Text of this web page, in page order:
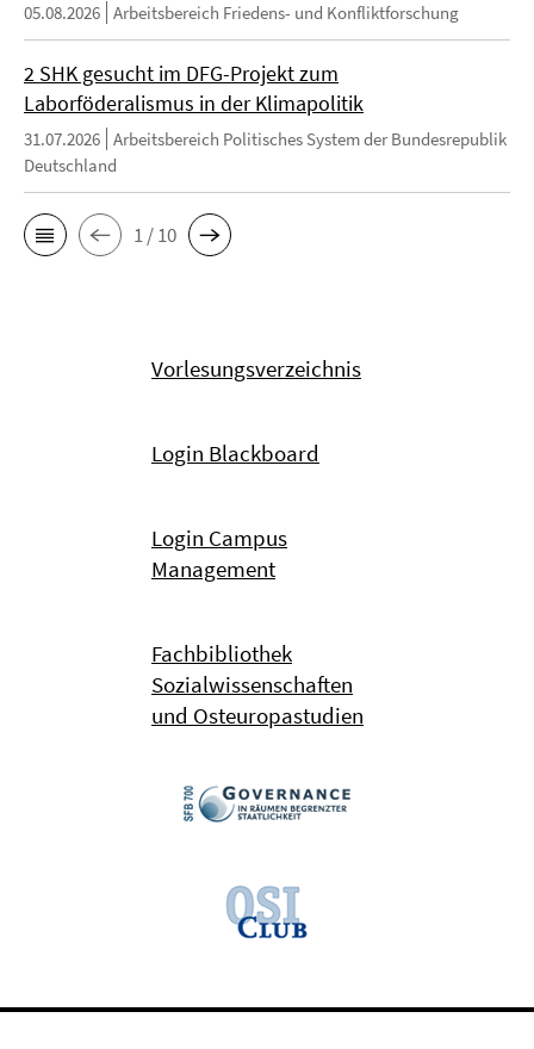
05.08.2026 Arbeitsbereich Friedens- und Konfliktforschung
2 SHK gesucht im DFG-Projekt zum
Laborföderalismus in der Klimapolitik
31.07.2026 Arbeitsbereich Politisches System der Bundesrepublik
Deutschland
1 / 10
Vorlesungsverzeichnis
Login Blackboard
Login Campus
Management
Fachbibliothek
Sozialwissenschaften
und Osteuropastudien